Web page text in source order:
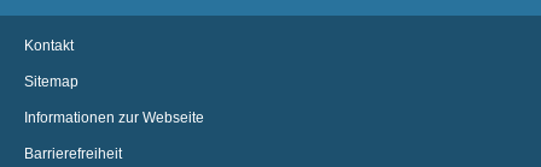
Kontakt
Sitemap
Informationen zur Webseite
Barrierefreiheit